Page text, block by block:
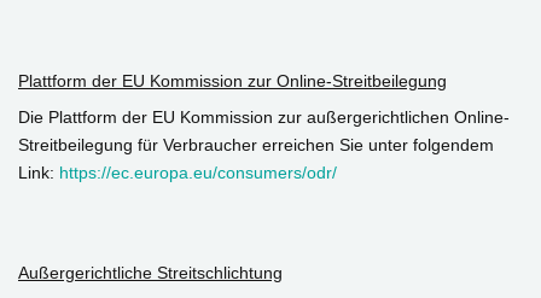
Plattform der EU Kommission zur Online-Streitbeilegung
Die Plattform der EU Kommission zur außergerichtlichen Online-
Streitbeilegung für Verbraucher erreichen Sie unter folgendem
Link: https://ec.europa.eu/consumers/odr/
Außergerichtliche Streitschlichtung